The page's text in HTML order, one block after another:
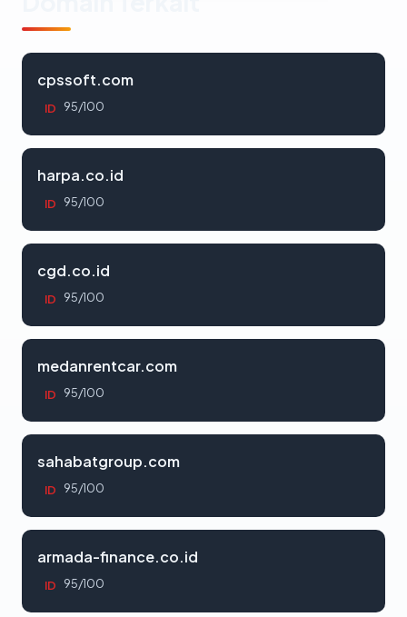
cpssoft.com
ID 95/100
harpa.co.id
ID 95/100
cgd.co.id
ID 95/100
medanrentcar.com
ID 95/100
sahabatgroup.com
ID 95/100
armada-finance.co.id
ID 95/100